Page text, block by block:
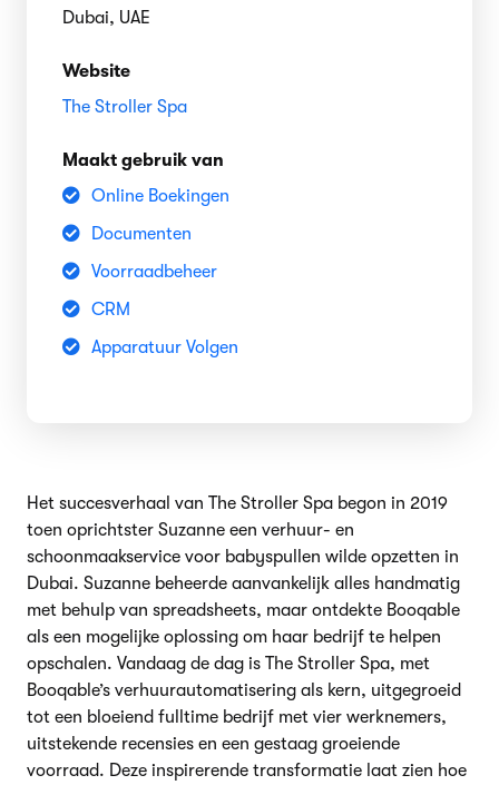
Dubai, UAE
Website
The Stroller Spa
Maakt gebruik van
Online Boekingen
Documenten
Voorraadbeheer
CRM
Apparatuur Volgen
Het succesverhaal van The Stroller Spa begon in 2019
toen oprichtster Suzanne een verhuur- en
schoonmaakservice voor babyspullen wilde opzetten in
Dubai. Suzanne beheerde aanvankelijk alles handmatig
met behulp van spreadsheets, maar ontdekte Booqable
als een mogelijke oplossing om haar bedrijf te helpen
opschalen. Vandaag de dag is The Stroller Spa, met
Booqable’s verhuurautomatisering als kern, uitgegroeid
tot een bloeiend fulltime bedrijf met vier werknemers,
uitstekende recensies en een gestaag groeiende
voorraad. Deze inspirerende transformatie laat zien hoe